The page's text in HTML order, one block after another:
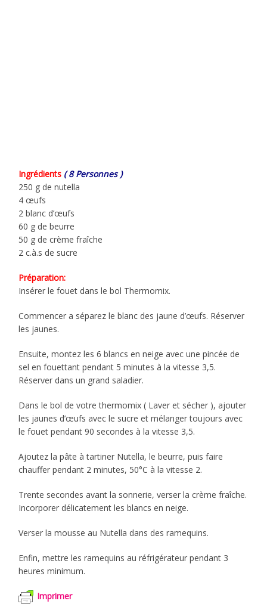
Ingrédients ( 8 Personnes )
250 g de nutella
4 œufs
2 blanc d’œufs
60 g de beurre
50 g de crème fraîche
2 c.à.s de sucre
Préparation:
Insérer le fouet dans le bol Thermomix.
Commencer a séparez le blanc des jaune d’œufs. Réserver
les jaunes.
Ensuite, montez les 6 blancs en neige avec une pincée de
sel en fouettant pendant 5 minutes à la vitesse 3,5.
Réserver dans un grand saladier.
Dans le bol de votre thermomix ( Laver et sécher ), ajouter
les jaunes d’œufs avec le sucre et mélanger toujours avec
le fouet pendant 90 secondes à la vitesse 3,5.
Ajoutez la pâte à tartiner Nutella, le beurre, puis faire
chauffer pendant 2 minutes, 50°C à la vitesse 2.
Trente secondes avant la sonnerie, verser la crème fraîche.
Incorporer délicatement les blancs en neige.
Verser la mousse au Nutella dans des ramequins.
Enfin, mettre les ramequins au réfrigérateur pendant 3
heures minimum.
Imprimer